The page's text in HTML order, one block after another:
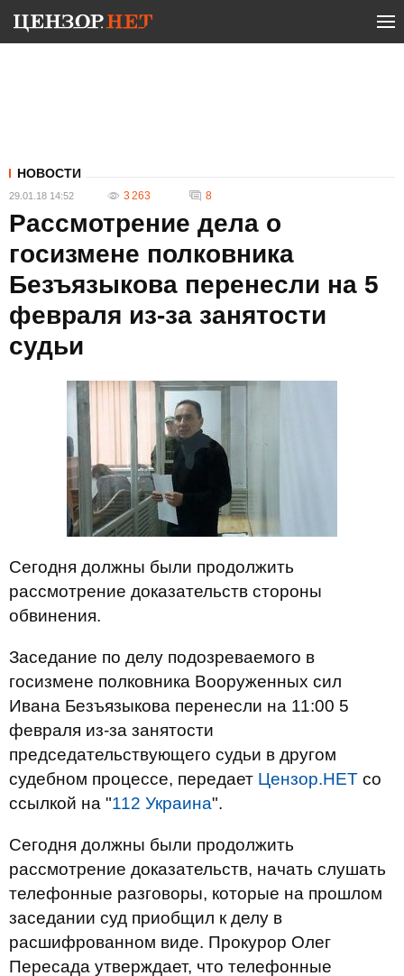
НОВОСТИ
29.01.18 14:52 3 263 8
Рассмотрение дела о
госизмене полковника
Безъязыкова перенесли на 5
февраля из-за занятости
судьи
Сегодня должны были продолжить
рассмотрение доказательств стороны
обвинения.
Заседание по делу подозреваемого в
госизмене полковника Вооруженных сил
Ивана Безъязыкова перенесли на 11:00 5
февраля из-за занятости
председательствующего судьи в другом
судебном процессе, передает Цензор.НЕТ со
ссылкой на "112 Украина".
Сегодня должны были продолжить
рассмотрение доказательств, начать слушать
телефонные разговоры, которые на прошлом
заседании суд приобщил к делу в
расшифрованном виде. Прокурор Олег
Пересада утверждает, что телефонные